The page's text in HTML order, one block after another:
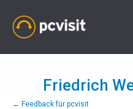
Friedrich
← Feedback für pcvisit